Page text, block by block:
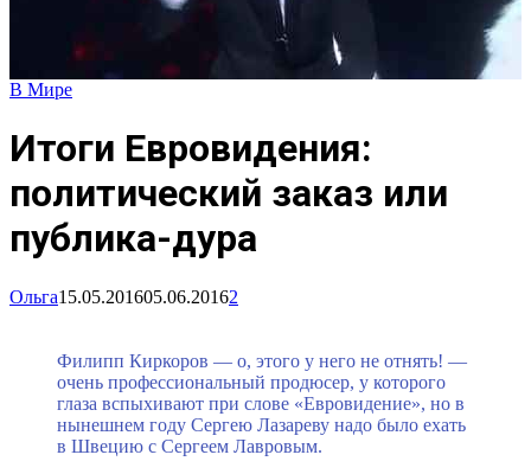
В Мире
Итоги Евровидения:
политический заказ или
публика-дура
Ольга15.05.201605.06.20162
Филипп Киркоров — о, этого у него не отнять! —
очень профессиональный продюсер, у которого
глаза вспыхивают при слове «Евровидение», но в
нынешнем году Сергею Лазареву надо было ехать
в Швецию с Сергеем Лавровым.